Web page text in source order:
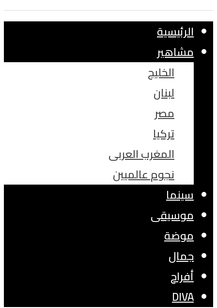
الرئيسية
مشاهير
الخليج
لبنان
مصر
تركيا
المغرب العربى
نجوم عالميين
سينما
موسيقى
موضة
جمال
أفراح
DIVA